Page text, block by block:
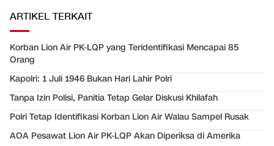
ARTIKEL TERKAIT
Korban Lion Air PK-LQP yang Teridentifikasi Mencapai 85
Orang
Kapolri: 1 Juli 1946 Bukan Hari Lahir Polri
Tanpa Izin Polisi, Panitia Tetap Gelar Diskusi Khilafah
Polri Tetap Identifikasi Korban Lion Air Walau Sampel Rusak
AOA Pesawat Lion Air PK-LQP Akan Diperiksa di Amerika